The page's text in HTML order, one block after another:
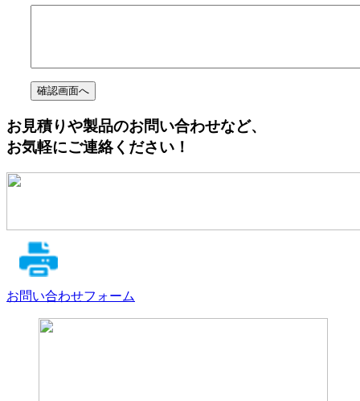
お見積りや製品のお問い合わせなど、
お気軽にご連絡ください！
お問い合わせフォーム